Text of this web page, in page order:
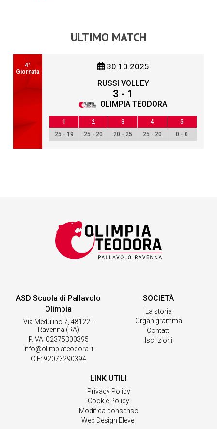
ULTIMO MATCH
4°
Giornata
30.10.2025
RUSSI VOLLEY
3 - 1
OLIMPIA TEODORA
1
25 - 19
2
25 - 20
3
20 - 25
4
25 - 20
5
0 - 0
ASD Scuola di Pallavolo
Olimpia
Via Medulino 7, 48122 -
Ravenna (RA)
P.IVA: 02375300395
info@olimpiateodora.it
C.F: 92073290394
SOCIETÀ
La storia
Organigramma
Contatti
Iscrizioni
LINK UTILI
Privacy Policy
Cookie Policy
Modifica consenso
Web Design Elevel